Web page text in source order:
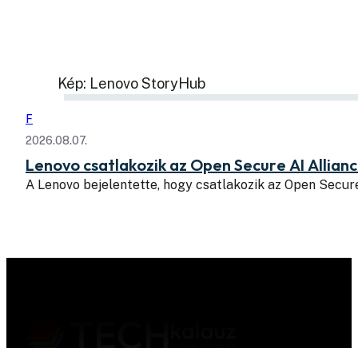
Kép: Lenovo StoryHub
F
2026.08.07.
Lenovo csatlakozik az Open Secure AI
A Lenovo bejelentette, hogy csatlakozik az Open